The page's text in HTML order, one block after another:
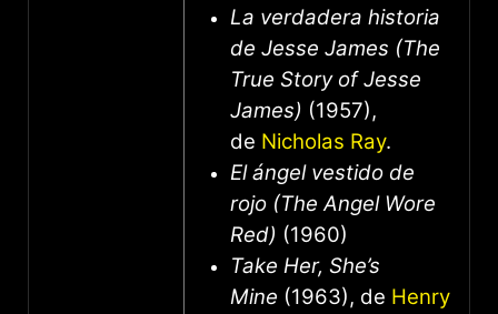
La verdadera historia
de Jesse James (The
True Story of Jesse
James) (1957),
de Nicholas Ray.
El ángel vestido de
rojo (The Angel Wore
Red) (1960)
Take Her, She’s
Mine (1963), de Henry